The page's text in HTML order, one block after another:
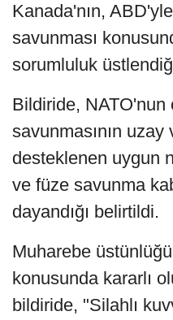
Kanada'nın,
savunması
sorumluluk
Bildiride, NATO'nun
savunmasının
desteklenen uygun
ve füze savunma
dayandığı belirtildi.
Muharebe
konusunda kararlı
bildiride, "Silahlı